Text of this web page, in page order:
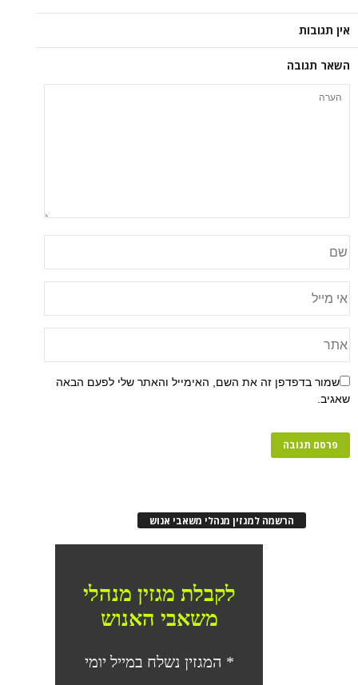
אין תגובות
השאר תגובה
שמור בדפדפן זה את השם, האימייל והאתר שלי לפעם הבאה
שאגיב.
הרשמה למגזין מנהלי משאבי אנוש